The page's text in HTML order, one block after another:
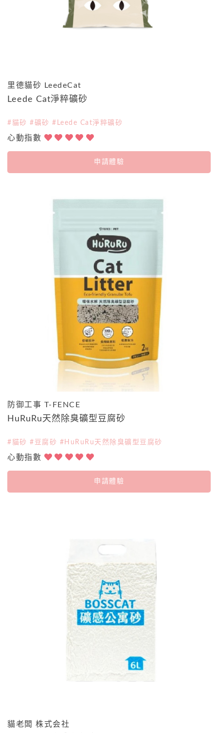
里德貓砂 LeedeCat
Leede Cat淨粹礦砂
#貓砂 #礦砂 #Leede Cat淨粹礦砂
心動指數
申請體驗
防御工事 T-FENCE
HuRuRu天然除臭礦型豆腐砂
#貓砂 #豆腐砂 #HuRuRu天然除臭礦型豆腐砂
心動指數
申請體驗
貓老闆 株式会社